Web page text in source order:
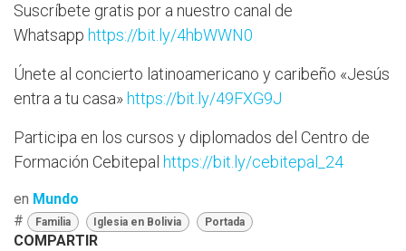
Suscríbete gratis por a nuestro canal de
Whatsapp https://bit.ly/4hbWWN0
Únete al concierto latinoamericano y caribeño «Jesús
entra a tu casa» https://bit.ly/49FXG9J
Participa en los cursos y diplomados del Centro de
Formación Cebitepal https://bit.ly/cebitepal_24
en Mundo
#
Familia Iglesia en Bolivia Portada
COMPARTIR